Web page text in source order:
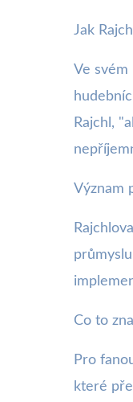
Jak
Ve svém
Rajchl,
Význam
Co to
Pro
které